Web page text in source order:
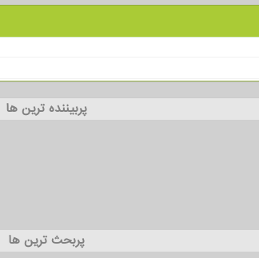
پربیننده ترین ها
پربحث ترین ها